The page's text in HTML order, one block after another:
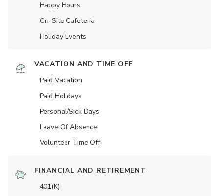
Happy Hours
On-Site Cafeteria
Holiday Events
VACATION AND TIME OFF
Paid Vacation
Paid Holidays
Personal/Sick Days
Leave Of Absence
Volunteer Time Off
FINANCIAL AND RETIREMENT
401(K)